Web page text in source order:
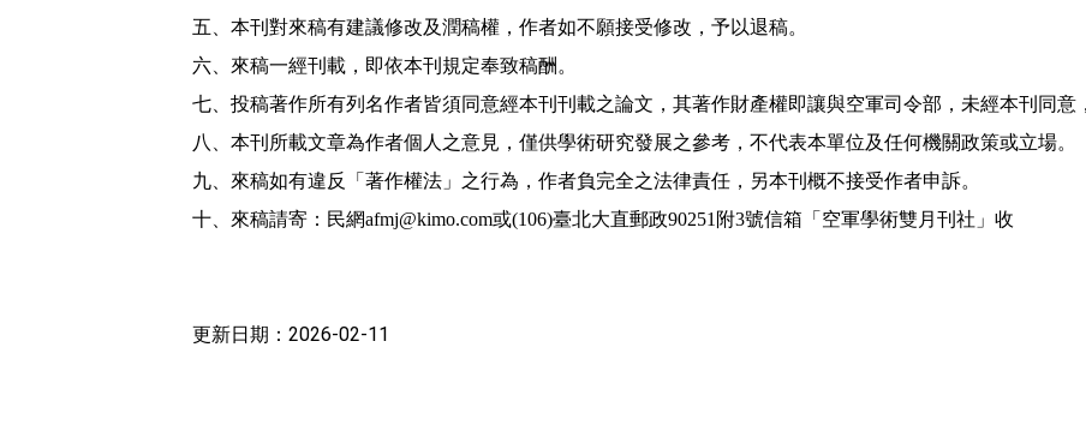
五、本刊對來稿有建議修改及潤稿權，作者如不願接受修改，予以退稿。
六、來稿一經刊載，即依本刊規定奉致稿酬。
七、投稿著作所有列名作者皆須同意經本刊刊載之論文，其著作財產權即讓與空軍司令部，未經本刊同意
八、本刊所載文章為作者個人之意見，僅供學術研究發展之參考，不代表本單位及任何機關政策或立場。
九、來稿如有違反「著作權法」之行為，作者負完全之法律責任，另本刊概不接受作者申訴。
十、來稿請寄：民網afmj@kimo.com或(106)臺北大直郵政90251附3號信箱「空軍學術雙月刊社」收
更新日期：2026-02-11